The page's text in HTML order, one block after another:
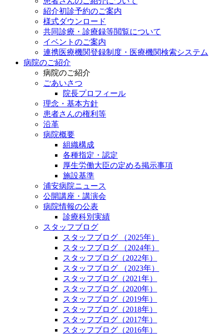
紹介初診予約のご案内
様式ダウンロード
共同診療・診療録等閲覧について
イベントのご案内
連携医療機関登録制度・医療機関検索システム
病院のご紹介
病院のご紹介
ごあいさつ
院長プロフィール
理念・基本方針
患者さんの権利等
沿革
病院概要
組織構成
各種指定・認定
厚生労働大臣の定める掲示事項
施設基準
浦安病院ニュース
公開講座・講演会
病院情報の公表
診療科別実績
スタッフブログ
スタッフブログ （2025年）
スタッフブログ （2024年）
スタッフブログ（2022年）
スタッフブログ （2023年）
スタッフブログ（2021年）
スタッフブログ（2020年）
スタッフブログ（2019年）
スタッフブログ（2018年）
スタッフブログ（2017年）
スタッフブログ（2016年）